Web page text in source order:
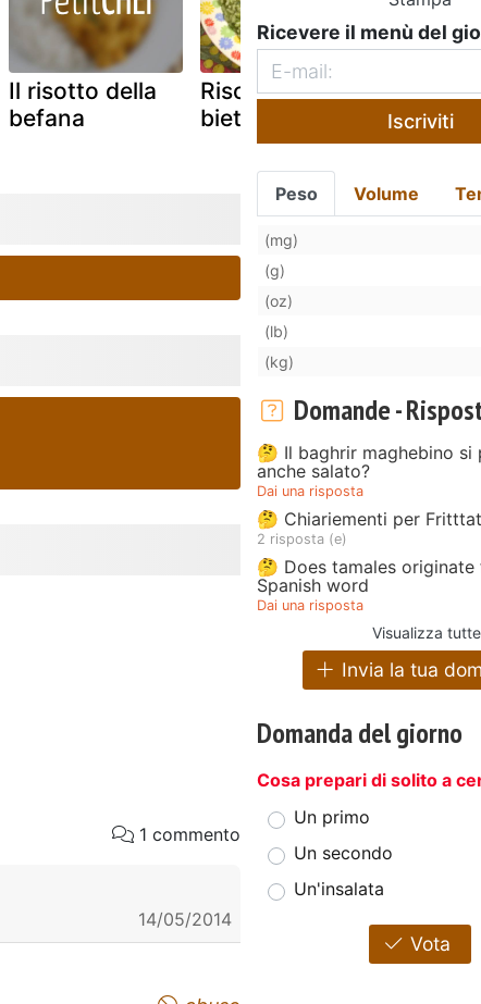
Il risotto della
befana
Risotto alla
bieta
Risotto
primitivo
1 commento
14/05/2014
Ricevere il menù del
Iscriviti
Peso Volume
(mg)
(g)
(oz)
(lb)
(kg)
Domande -
🤔 Il baghrir maghebino si
anche salato?
Dai una risposta
🤔 Chiariementi per
2 risposta (e)
🤔 Does tamales originate
Spanish word
Dai una risposta
Visualizza
Invia la tua
Domanda del giorno
Cosa prepari di solito a
Un primo
Un secondo
Un'insalata
Vota